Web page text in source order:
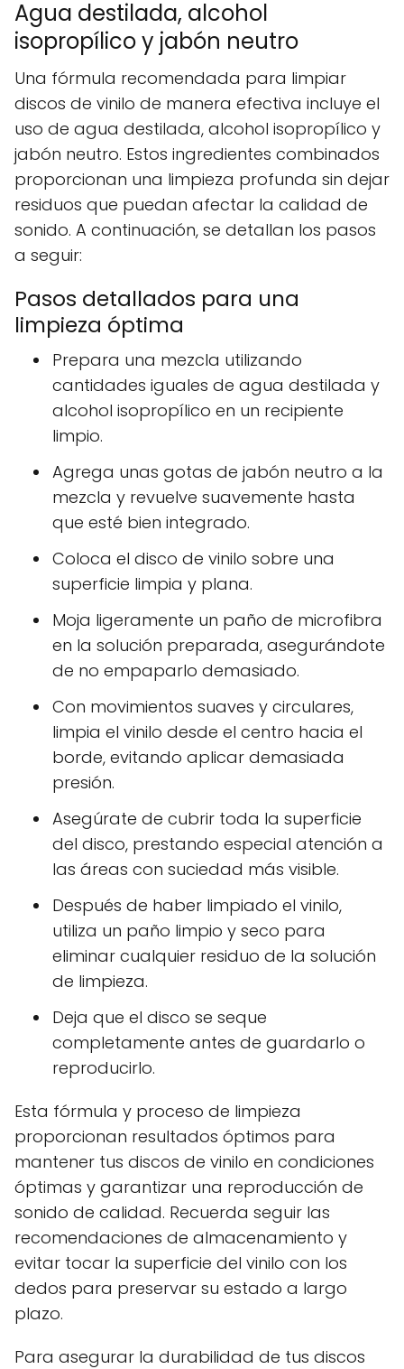
Agua destilada, alcohol
isopropílico y jabón neutro
Una fórmula recomendada para limpiar
discos de vinilo de manera efectiva incluye el
uso de agua destilada, alcohol isopropílico y
jabón neutro. Estos ingredientes combinados
proporcionan una limpieza profunda sin dejar
residuos que puedan afectar la calidad de
sonido. A continuación, se detallan los pasos
a seguir:
Pasos detallados para una
limpieza óptima
Prepara una mezcla utilizando
cantidades iguales de agua destilada y
alcohol isopropílico en un recipiente
limpio.
Agrega unas gotas de jabón neutro a la
mezcla y revuelve suavemente hasta
que esté bien integrado.
Coloca el disco de vinilo sobre una
superficie limpia y plana.
Moja ligeramente un paño de microfibra
en la solución preparada, asegurándote
de no empaparlo demasiado.
Con movimientos suaves y circulares,
limpia el vinilo desde el centro hacia el
borde, evitando aplicar demasiada
presión.
Asegúrate de cubrir toda la superficie
del disco, prestando especial atención a
las áreas con suciedad más visible.
Después de haber limpiado el vinilo,
utiliza un paño limpio y seco para
eliminar cualquier residuo de la solución
de limpieza.
Deja que el disco se seque
completamente antes de guardarlo o
reproducirlo.
Esta fórmula y proceso de limpieza
proporcionan resultados óptimos para
mantener tus discos de vinilo en condiciones
óptimas y garantizar una reproducción de
sonido de calidad. Recuerda seguir las
recomendaciones de almacenamiento y
evitar tocar la superficie del vinilo con los
dedos para preservar su estado a largo
plazo.
Para asegurar la durabilidad de tus discos